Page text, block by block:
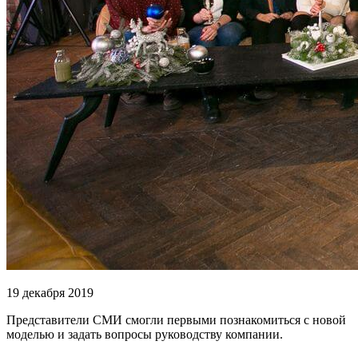
19 декабря 2019
Представители СМИ смогли первыми познакомиться с новой
моделью и задать вопросы руководству компании.